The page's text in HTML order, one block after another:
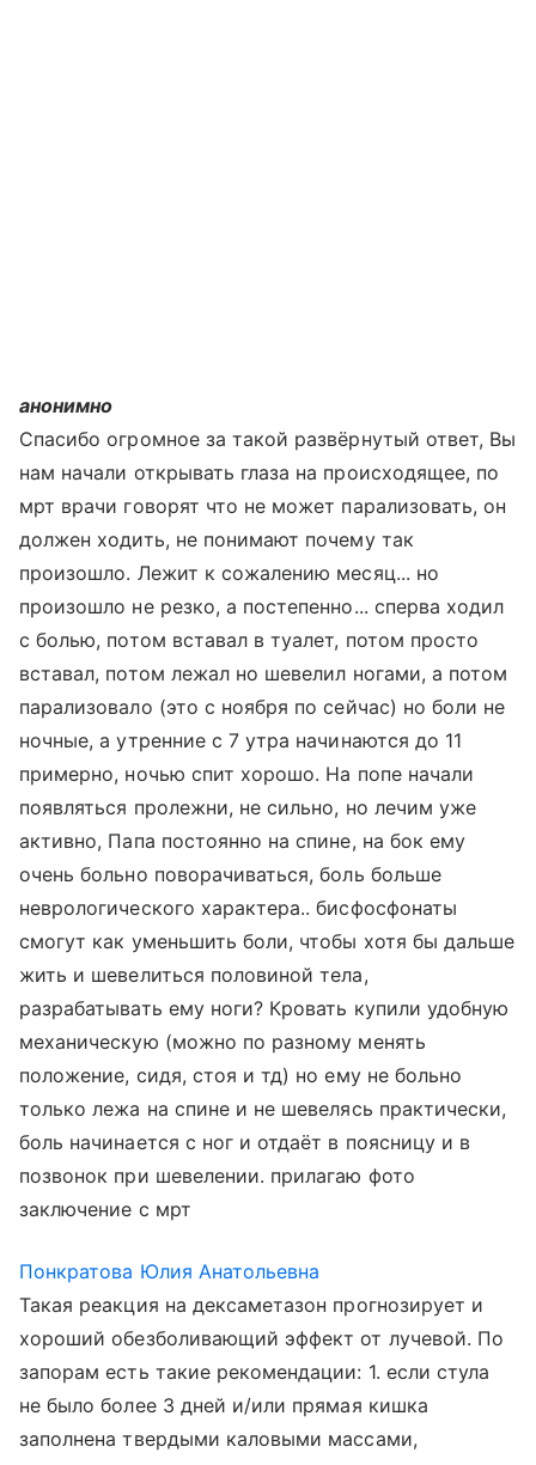
анонимно
Спасибо огромное за такой развёрнутый ответ, Вы
нам начали открывать глаза на происходящее, по
мрт врачи говорят что не может парализовать, он
должен ходить, не понимают почему так
произошло. Лежит к сожалению месяц... но
произошло не резко, а постепенно... сперва ходил
с болью, потом вставал в туалет, потом просто
вставал, потом лежал но шевелил ногами, а потом
парализовало (это с ноября по сейчас) но боли не
ночные, а утренние с 7 утра начинаются до 11
примерно, ночью спит хорошо. На попе начали
появляться пролежни, не сильно, но лечим уже
активно, Папа постоянно на спине, на бок ему
очень больно поворачиваться, боль больше
неврологического характера.. бисфосфонаты
смогут как уменьшить боли, чтобы хотя бы дальше
жить и шевелиться половиной тела,
разрабатывать ему ноги? Кровать купили удобную
механическую (можно по разному менять
положение, сидя, стоя и тд) но ему не больно
только лежа на спине и не шевелясь практически,
боль начинается с ног и отдаёт в поясницу и в
позвонок при шевелении. прилагаю фото
заключение с мрт
Понкратова Юлия Анатольевна
Такая реакция на дексаметазон прогнозирует и
хороший обезболивающий эффект от лучевой. По
запорам есть такие рекомендации: 1. если стула
не было более 3 дней и/или прямая кишка
заполнена твердыми каловыми массами,